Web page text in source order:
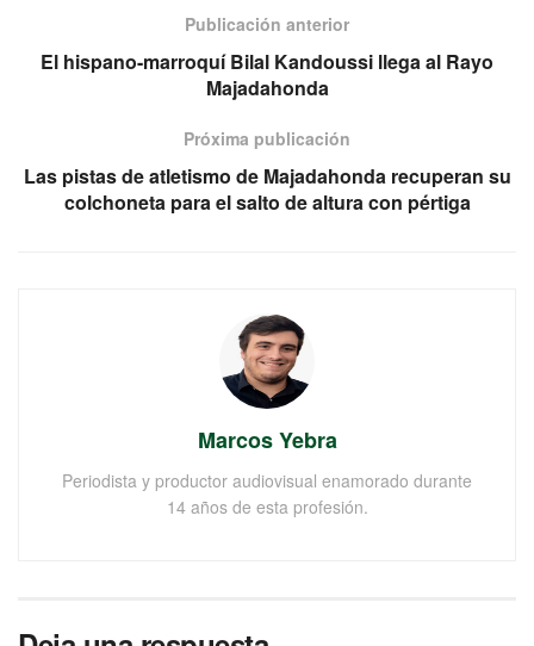
Publicación anterior
El hispano-marroquí Bilal Kandoussi llega al Rayo
Majadahonda
Próxima publicación
Las pistas de atletismo de Majadahonda recuperan su
colchoneta para el salto de altura con pértiga
Marcos Yebra
Periodista y productor audiovisual enamorado durante
14 años de esta profesión.